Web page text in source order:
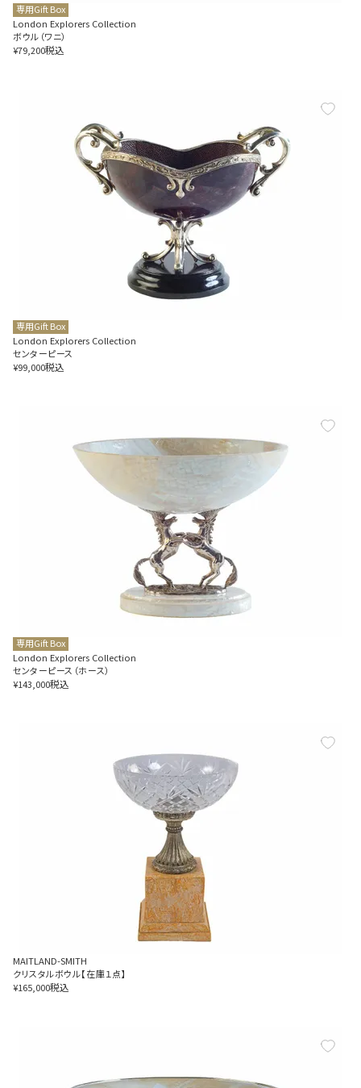
専用Gift Box
London Explorers Collection
ボウル（ワニ）
¥79,200税込
専用Gift Box
London Explorers Collection
センターピース
¥99,000税込
専用Gift Box
London Explorers Collection
センターピース（ホース）
¥143,000税込
MAITLAND-SMITH
クリスタルボウル【在庫１点】
¥165,000税込